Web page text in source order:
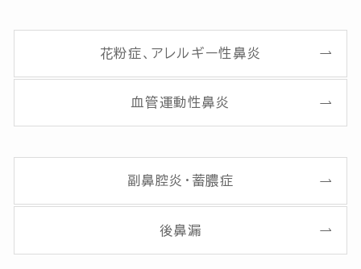
花粉症、アレルギー性鼻炎
血管運動性鼻炎
副鼻腔炎・蓄膿症
後鼻漏